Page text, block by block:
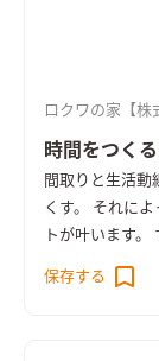
ロクワの家【株
時間をつく
間取りと生活動
くす。 それに
トが叶います
限に抑えたキ
収納計画。 奥
保存する